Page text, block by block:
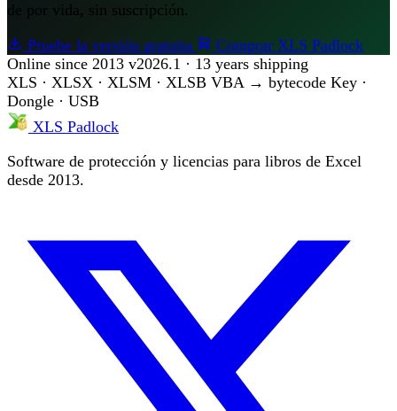
de por vida, sin suscripción.
Pruebe la versión gratuita
Comprar XLS Padlock
Online since 2013 v2026.1 · 13 years shipping
XLS · XLSX · XLSM · XLSB VBA → bytecode Key ·
Dongle · USB
XLS Padlock
Software de protección y licencias para libros de Excel
desde 2013.